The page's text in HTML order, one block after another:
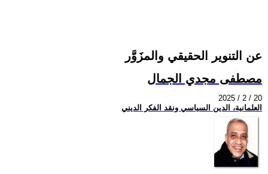
عن التنوير الحقيقي والمزَوَّر
مصطفى مجدي الجمال
2025 / 2 / 20
العلمانية، الدين السياسي ونقد الفكر الديني